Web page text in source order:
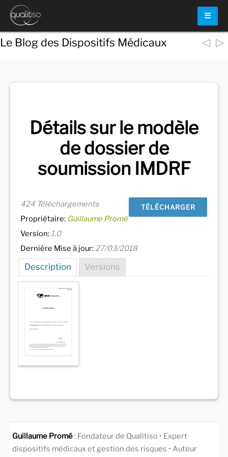
☰
Le Blog des Dispositifs Médicaux ◁ ▷
Détails sur le modèle
de dossier de
soumission IMDRF
TÉLÉCHARGER
424 Téléchargements
Propriétaire: Guillaume Promé
Version: 1.0
Dernière Mise à jour: 27/03/2018
Description Versions
Guillaume Promé: Fondateur de Qualitiso • Expert
dispositifs médicaux et gestion des risques • Auteur